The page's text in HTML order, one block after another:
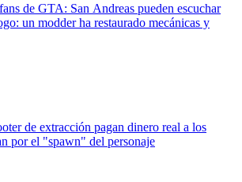
de GTA: San Andreas pueden escuchar
un modder ha restaurado mecánicas y
de extracción pagan dinero real a los
por el "spawn" del personaje